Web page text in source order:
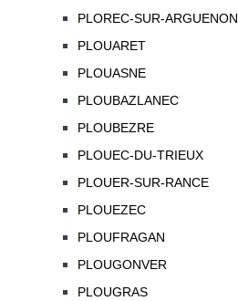
PLOREC-SUR-ARGUENON
PLOUARET
PLOUASNE
PLOUBAZLANEC
PLOUBEZRE
PLOUEC-DU-TRIEUX
PLOUER-SUR-RANCE
PLOUEZEC
PLOUFRAGAN
PLOUGONVER
PLOUGRAS